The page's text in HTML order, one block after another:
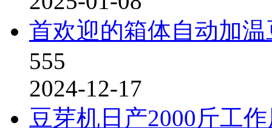
首欢迎的箱体自动加
555
2024-12-17
豆芽机日产2000斤工